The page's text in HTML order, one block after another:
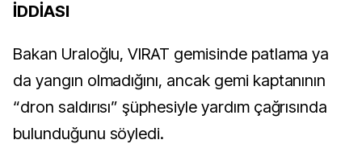
İDDİASI
Bakan Uraloğlu, VIRAT gemisinde patlama ya
da yangın olmadığını, ancak gemi kaptanının
“dron saldırısı” şüphesiyle yardım çağrısında
bulunduğunu söyledi.